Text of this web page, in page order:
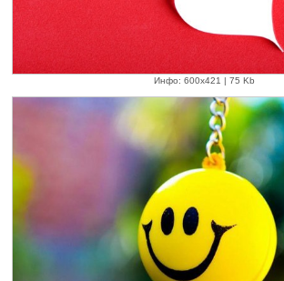
Инфо: 600х421 | 75 Kb